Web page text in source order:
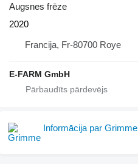
Augsnes frēze
2020
Francija, Fr-80700 Roye
E-FARM GmbH
Informācija par Grimme